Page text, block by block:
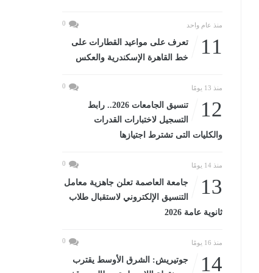
منذ عام واحد 0
11
تعرف على مواعيد القطارات على
خط القاهرة الإسكندرية والعكس
منذ 13 يومًا 0
12
تنسيق الجامعات 2026.. رابط
التسجيل لاختبارات القدرات
والكليات التى تشترط اجتيازها
منذ 14 يومًا 0
13
جامعة العاصمة تعلن جاهزية معامل
التنسيق الإلكتروني لاستقبال طلاب
ثانوية عامة 2026
منذ 16 يومًا 0
14
جوتيريش: الشرق الأوسط يقترب